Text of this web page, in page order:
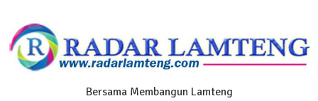
content
Bersama Membangun Lamteng